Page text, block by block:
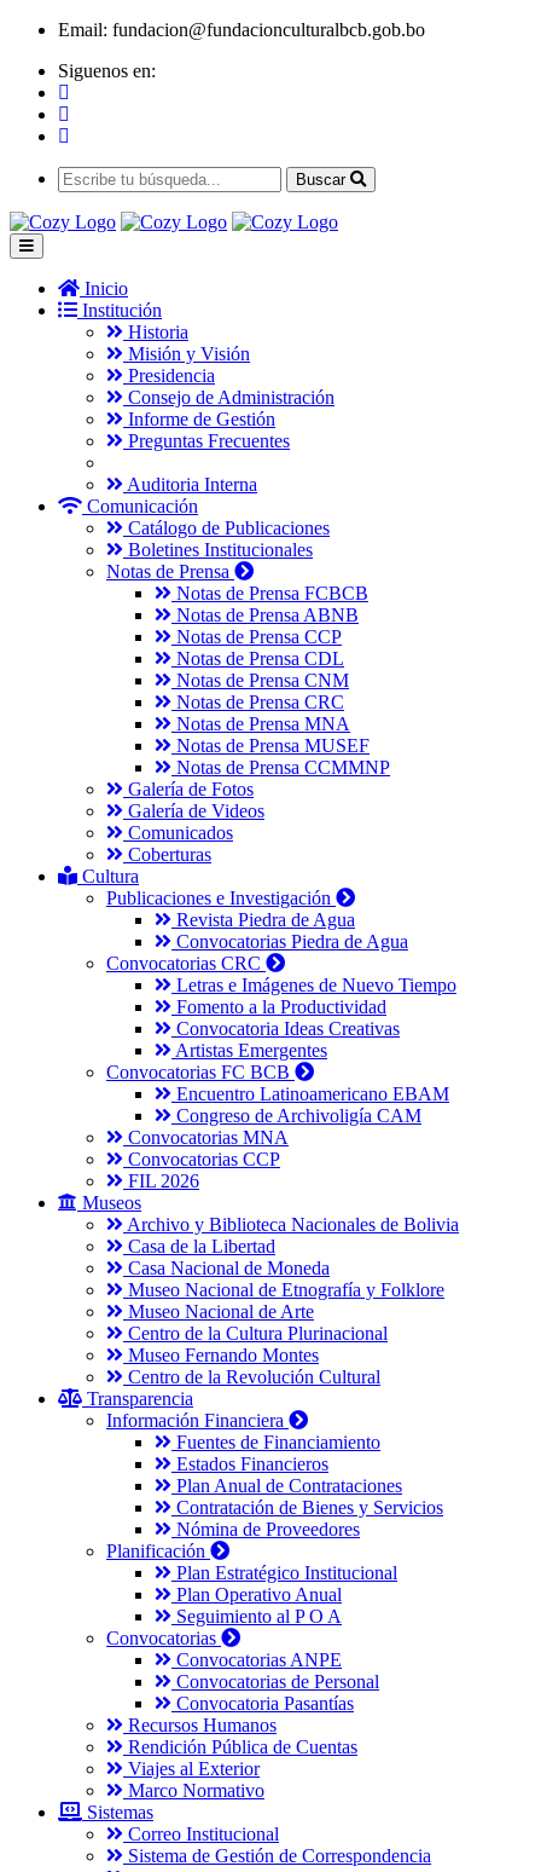
Email: fundacion@fundacionculturalbcb.gob.bo
Siguenos en:
Buscar
Inicio
Institución
Historia
Misión y Visión
Presidencia
Consejo de Administración
Informe de Gestión
Preguntas Frecuentes
Auditoria Interna
Comunicación
Catálogo de Publicaciones
Boletines Institucionales
Notas de Prensa
Notas de Prensa FCBCB
Notas de Prensa ABNB
Notas de Prensa CCP
Notas de Prensa CDL
Notas de Prensa CNM
Notas de Prensa CRC
Notas de Prensa MNA
Notas de Prensa MUSEF
Notas de Prensa CCMMNP
Galería de Fotos
Galería de Videos
Comunicados
Coberturas
Cultura
Publicaciones e Investigación
Revista Piedra de Agua
Convocatorias Piedra de Agua
Convocatorias CRC
Letras e Imágenes de Nuevo Tiempo
Fomento a la Productividad
Convocatoria Ideas Creativas
Artistas Emergentes
Convocatorias FC BCB
Encuentro Latinoamericano EBAM
Congreso de Archivoligía CAM
Convocatorias MNA
Convocatorias CCP
FIL 2026
Museos
Archivo y Biblioteca Nacionales de Bolivia
Casa de la Libertad
Casa Nacional de Moneda
Museo Nacional de Etnografía y Folklore
Museo Nacional de Arte
Centro de la Cultura Plurinacional
Museo Fernando Montes
Centro de la Revolución Cultural
Transparencia
Información Financiera
Fuentes de Financiamiento
Estados Financieros
Plan Anual de Contrataciones
Contratación de Bienes y Servicios
Nómina de Proveedores
Planificación
Plan Estratégico Institucional
Plan Operativo Anual
Seguimiento al P O A
Convocatorias
Convocatorias ANPE
Convocatorias de Personal
Convocatoria Pasantías
Recursos Humanos
Rendición Pública de Cuentas
Viajes al Exterior
Marco Normativo
Sistemas
Correo Institucional
Sistema de Gestión de Correspondencia